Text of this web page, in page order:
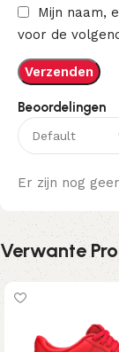
Beoordelingen
Er zijn nog
Mijn naam,
voor de
Verwante